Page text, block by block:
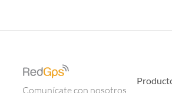
Comunícate con nosotros